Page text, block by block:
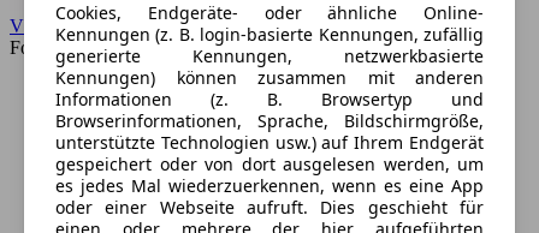
VW
Forum
Cookies, Endgeräte- oder ähnliche Online-
Kennungen (z. B. login-basierte Kennungen, zufällig
generierte Kennungen, netzwerkbasierte
Kennungen) können zusammen mit anderen
Informationen (z. B. Browsertyp und
Browserinformationen, Sprache, Bildschirmgröße,
unterstützte Technologien usw.) auf Ihrem Endgerät
gespeichert oder von dort ausgelesen werden, um
es jedes Mal wiederzuerkennen, wenn es eine App
oder einer Webseite aufruft. Dies geschieht für